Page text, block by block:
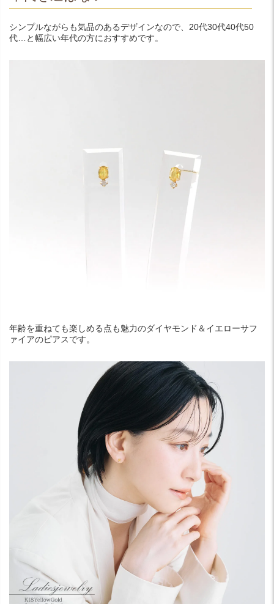
シンプルながらも気品のあるデザインなので、20代30代40代50
代…と幅広い年代の方におすすめです。
年齢を重ねても楽しめる点も魅力のダイヤモンド＆イエローサフ
ァイアのピアスです。